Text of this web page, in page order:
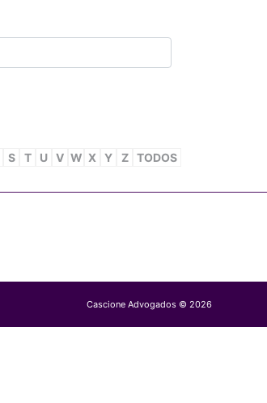
S T U V W X Y Z TODOS
Cascione Advogados © 2026